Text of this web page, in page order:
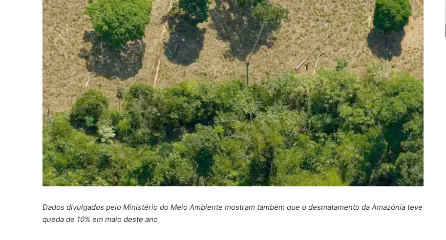
Dados divulgados pelo Ministério do Meio Ambiente mostram também que o desmatamento da Amazônia teve
queda de 10% em maio deste ano